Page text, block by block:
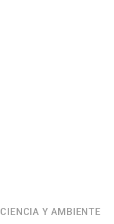
CIENCIA Y AMBIENTE